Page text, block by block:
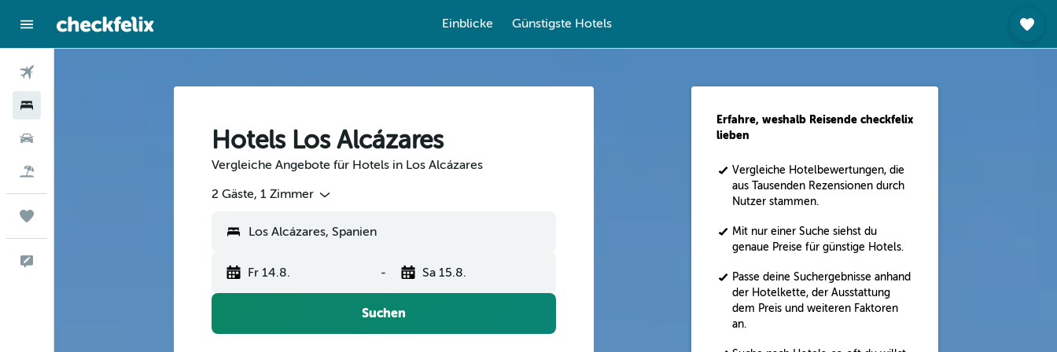
Einblicke Günstigste Hotels
Hotels Los Alcázares
Vergleiche Angebote für Hotels in Los Alcázares
2 Gäste, 1 Zimmer
Fr 14.8. - Sa 15.8.
Suchen
Erfahre, weshalb Reisende checkfelix
lieben
Vergleiche Hotelbewertungen, die
aus Tausenden Rezensionen durch
Nutzer stammen.
Mit nur einer Suche siehst du
genaue Preise für günstige Hotels.
Passe deine Suchergebnisse anhand
der Hotelkette, der Ausstattung
dem Preis und weiteren Faktoren
an.